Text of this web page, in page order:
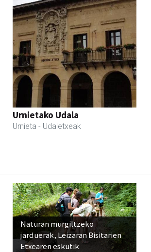
Urnietako Udala
Urnieta - Udaletxeak
Naturan murgiltzeko
jarduerak, Leizaran Bisitarien
Etxearen eskutik